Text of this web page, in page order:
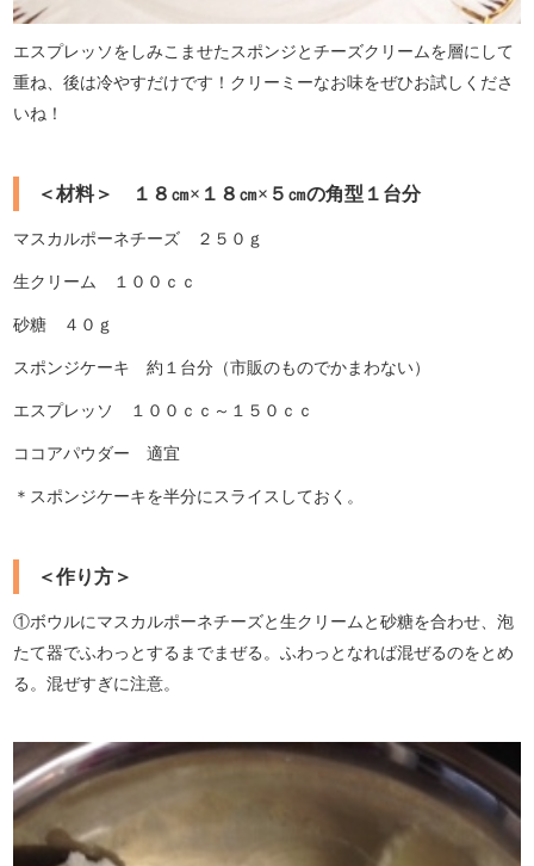
エスプレッソをしみこませたスポンジとチーズクリームを層にして
重ね、後は冷やすだけです！クリーミーなお味をぜひお試しくださ
いね！
＜材料＞ １８㎝×１８㎝×５㎝の角型１台分
マスカルポーネチーズ ２５０ｇ
生クリーム １００ｃｃ
砂糖 ４０ｇ
スポンジケーキ 約１台分（市販のものでかまわない）
エスプレッソ １００ｃｃ～１５０ｃｃ
ココアパウダー 適宜
＊スポンジケーキを半分にスライスしておく。
＜作り方＞
①ボウルにマスカルポーネチーズと生クリームと砂糖を合わせ、泡
たて器でふわっとするまでまぜる。ふわっとなれば混ぜるのをとめ
る。混ぜすぎに注意。